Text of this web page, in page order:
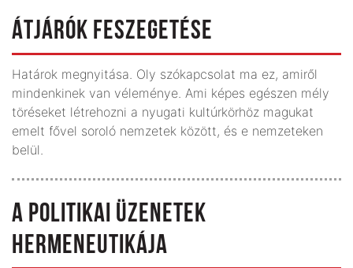
ÁTJÁRÓK FESZEGETÉSE
Határok megnyitása. Oly szókapcsolat ma ez, amiről
mindenkinek van véleménye. Ami képes egészen mély
töréseket létrehozni a nyugati kultúrkörhöz magukat
emelt fővel soroló nemzetek között, és e nemzeteken
belül.
A POLITIKAI ÜZENETEK
HERMENEUTIKÁJA